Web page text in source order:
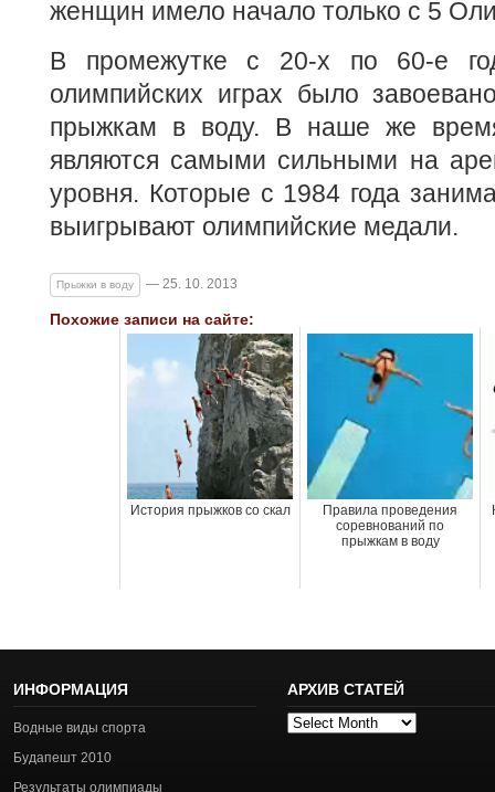
женщин имело начало только с 5
В промежутке с 20-х по 60-е
олимпийских играх было
прыжкам в воду. В наше же
являются самыми сильными на
уровня. Которые с 1984 года
выигрывают олимпийские медали.
Прыжки в воду — 25. 10. 2013
Похожие записи на сайте:
История прыжков со скал
Правила проведения
соревнований по
прыжкам в воду
ИНФОРМАЦИЯ
Водные виды спорта
Будапешт 2010
Результаты олимпиады
АРХИВ СТАТЕЙ
Архив